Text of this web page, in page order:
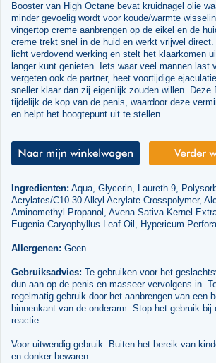
Booster van High Octane bevat kruidnagel olie
minder gevoelig wordt voor koude/warmte
vingertop creme aanbrengen op de eikel en de
creme trekt snel in de huid en werkt vrijwel
licht verdovend werking en stelt het klaarkomen
langer kunt genieten. Iets waar veel mannen last
vergeten ook de partner, heet voortijdige
sneller klaar dan zij eigenlijk zouden willen. Deze
tijdelijk de kop van de penis, waardoor deze
en helpt het hoogtepunt uit te stellen.
Ingredienten: Aqua, Glycerin, Laureth-9,
Acrylates/C10-30 Alkyl Acrylate Crosspolymer,
Aminomethyl Propanol, Avena Sativa Kernel
Eugenia Caryophyllus Leaf Oil, Hypericum
Allergenen: Geen
Gebruiksadvies: Te gebruiken voor het
dun aan op de penis en masseer vervolgens in.
regelmatig gebruik door het aanbrengen van een
binnenkant van de onderarm. Stop het gebruik bij
reactie.
Voor uitwendig gebruik. Buiten het bereik van
en donker bewaren.